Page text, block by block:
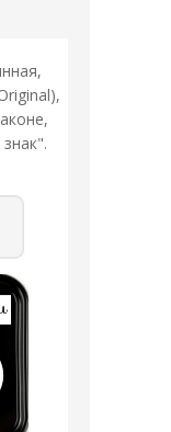
Sevaverek
W5184 Devil's
Haute
30 мл
руб.